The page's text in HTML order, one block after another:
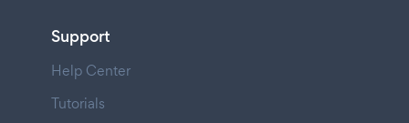
Support
Help Center
Tutorials